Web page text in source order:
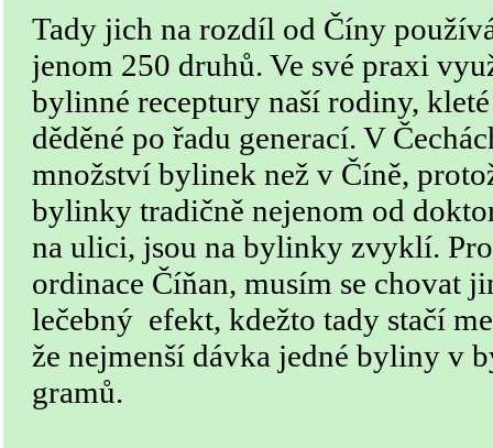
Tady jich na rozdíl od Číny
jenom 250 druhů. Ve své praxi
bylinné receptury naší rodiny,
děděné po řadu generací. V
množství bylinek než v Číně,
bylinky tradičně nejenom od
na ulici, jsou na bylinky zvyklí.
ordinace Číňan, musím se chovat
lečebný efekt, kdežto tady stačí
že nejmenší dávka jedné byliny v
gramů.